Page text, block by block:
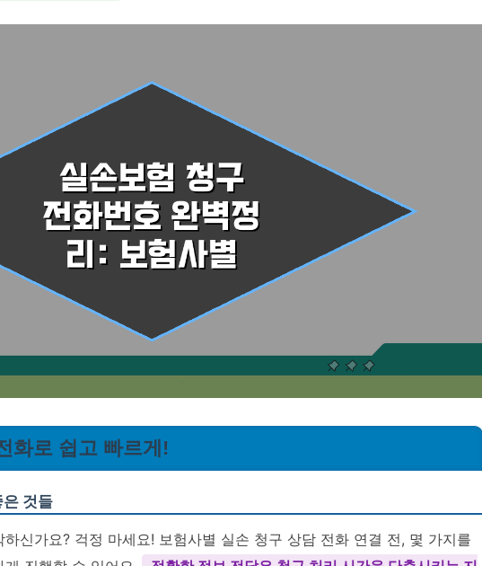
화로 쉽고 빠르게!
것들
신가요? 걱정 마세요! 보험사별 실손 청구 상담 전화 연결 전, 몇 가지를